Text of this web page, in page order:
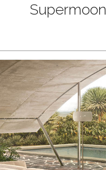
Supermoon